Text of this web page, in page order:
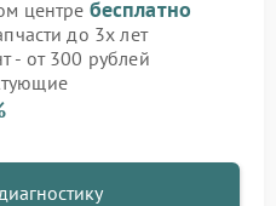
центре бесплатно
до 3х лет
- от 300 рублей